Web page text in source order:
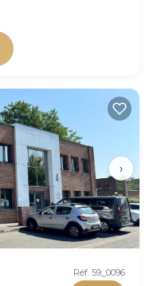
›
Réf. 59_0096